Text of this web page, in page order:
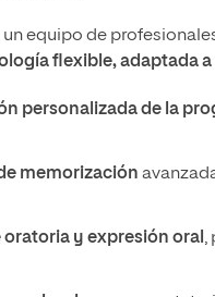
equipo de
flexible, adaptada
personalizada de la
memorización
oratoria y expresión oral ,